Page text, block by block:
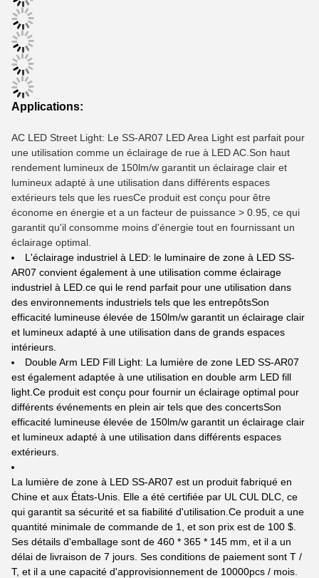
Applications:
AC LED Street Light: Le SS-AR07 LED Area Light est parfait pour
une utilisation comme un éclairage de rue à LED AC.Son haut
rendement lumineux de 150lm/w garantit un éclairage clair et
lumineux adapté à une utilisation dans différents espaces
extérieurs tels que les ruesCe produit est conçu pour être
économe en énergie et a un facteur de puissance > 0.95, ce qui
garantit qu'il consomme moins d'énergie tout en fournissant un
éclairage optimal.
L'éclairage industriel à LED: le luminaire de zone à LED SS-
AR07 convient également à une utilisation comme éclairage
industriel à LED.ce qui le rend parfait pour une utilisation dans
des environnements industriels tels que les entrepôtsSon
efficacité lumineuse élevée de 150lm/w garantit un éclairage clair
et lumineux adapté à une utilisation dans de grands espaces
intérieurs.
Double Arm LED Fill Light: La lumière de zone LED SS-AR07
est également adaptée à une utilisation en double arm LED fill
light.Ce produit est conçu pour fournir un éclairage optimal pour
différents événements en plein air tels que des concertsSon
efficacité lumineuse élevée de 150lm/w garantit un éclairage clair
et lumineux adapté à une utilisation dans différents espaces
extérieurs.
La lumière de zone à LED SS-AR07 est un produit fabriqué en
Chine et aux États-Unis. Elle a été certifiée par UL CUL DLC, ce
qui garantit sa sécurité et sa fiabilité d'utilisation.Ce produit a une
quantité minimale de commande de 1, et son prix est de 100 $.
Ses détails d'emballage sont de 460 * 365 * 145 mm, et il a un
délai de livraison de 7 jours. Ses conditions de paiement sont T /
T, et il a une capacité d'approvisionnement de 10000pcs / mois.